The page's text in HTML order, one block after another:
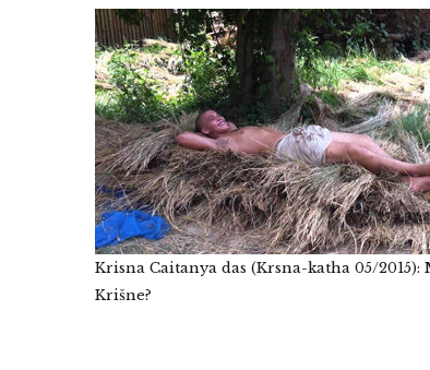
Krisna Caitanya das (Krsna-katha 05/
Krišne?